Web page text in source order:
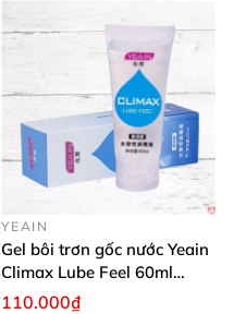
YEAIN
Gel bôi trơn gốc nước Yeain
Climax Lube Feel 60ml
Thăng hoa tối ưu
110.000₫